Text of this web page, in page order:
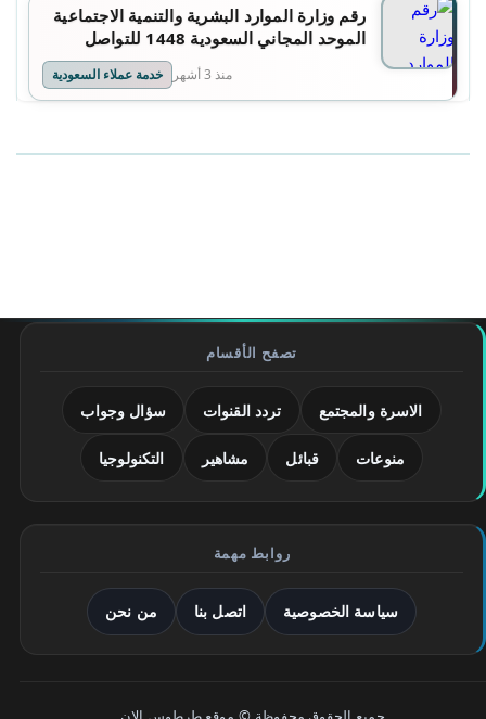
رقم وزارة الموارد البشرية والتنمية الاجتماعية
الموحد المجاني السعودية 1448 للتواصل
منذ 3 أشهر خدمة عملاء السعودية
تصفح الأقسام
الاسرة والمجتمع تردد القنوات سؤال وجواب
منوعات قبائل مشاهير التكنولوجيا
روابط مهمة
سياسة الخصوصية اتصل بنا من نحن